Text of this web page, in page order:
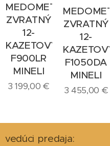
MEDOMET
ZVRATNÝ
12-
KAZETOVÝ
F900LR
MINELI
3 199,00 €
MEDOMET
ZVRATNÝ
12-
KAZETOVÝ
F1050DA
MINELI
3 455,00 €
vedúci predaja: